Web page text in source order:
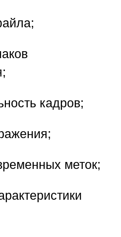
кадров;
меток;